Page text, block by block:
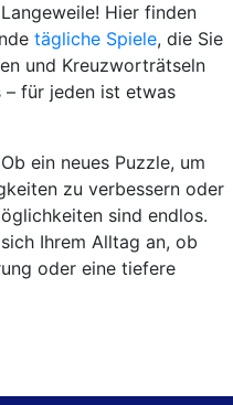
Hier finden
tägliche Spiele, die Sie
und Kreuzworträtseln
– für jeden ist etwas
ein neues Puzzle, um
zu verbessern oder
sind endlos.
Ihrem Alltag an, ob
oder eine tiefere